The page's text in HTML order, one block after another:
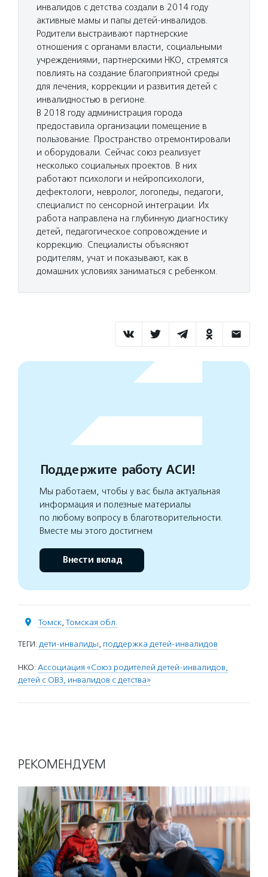
инвалидов с детства создали в 2014 году
активные мамы и папы детей-инвалидов.
Родители выстраивают партнерские
отношения с органами власти, социальными
учреждениями, партнерскими НКО, стремятся
повлиять на создание благоприятной среды
для лечения, коррекции и развития детей с
инвалидностью в регионе.
В 2018 году администрация города
предоставила организации помещение в
пользование. Пространство отремонтировали
и оборудовали. Сейчас союз реализует
несколько социальных проектов. В них
работают психологи и нейропсихологи,
дефектологи, невролог, логопеды, педагоги,
специалист по сенсорной интеграции. Их
работа направлена на глубинную диагностику
детей, педагогическое сопровождение и
коррекцию. Специалисты объясняют
родителям, учат и показывают, как в
домашних условиях заниматься с ребенком.
Поддержите работу АСИ!
Мы работаем, чтобы у вас была актуальная
информация и полезные материалы
по любому вопросу в благотворительности.
Вместе мы этого достигнем
Внести вклад
Томск, Томская обл.
ТЕГИ: дети-инвалиды, поддержка детей-инвалидов
НКО: Ассоциация «Союз родителей детей-инвалидов,
детей с ОВЗ, инвалидов с детства»
РЕКОМЕНДУЕМ